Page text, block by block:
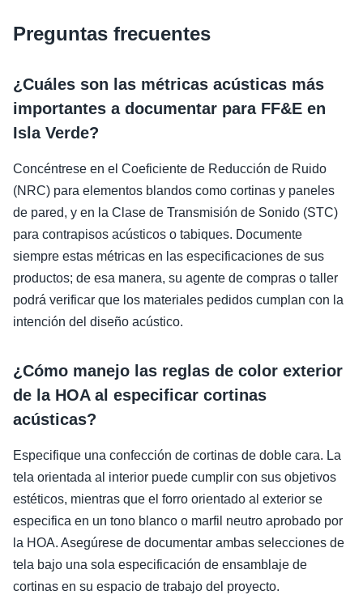
Preguntas frecuentes
¿Cuáles son las métricas acústicas más
importantes a documentar para FF&E en
Isla Verde?
Concéntrese en el Coeficiente de Reducción de Ruido
(NRC) para elementos blandos como cortinas y paneles
de pared, y en la Clase de Transmisión de Sonido (STC)
para contrapisos acústicos o tabiques. Documente
siempre estas métricas en las especificaciones de sus
productos; de esa manera, su agente de compras o taller
podrá verificar que los materiales pedidos cumplan con la
intención del diseño acústico.
¿Cómo manejo las reglas de color exterior
de la HOA al especificar cortinas
acústicas?
Especifique una confección de cortinas de doble cara. La
tela orientada al interior puede cumplir con sus objetivos
estéticos, mientras que el forro orientado al exterior se
especifica en un tono blanco o marfil neutro aprobado por
la HOA. Asegúrese de documentar ambas selecciones de
tela bajo una sola especificación de ensamblaje de
cortinas en su espacio de trabajo del proyecto.